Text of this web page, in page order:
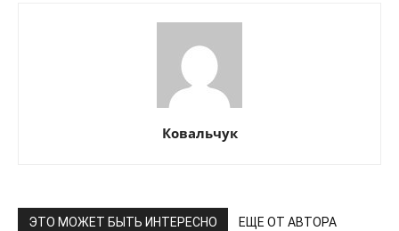
Ковальчук
ЭТО МОЖЕТ БЫТЬ ИНТЕРЕСНО ЕЩЕ ОТ АВТОРА